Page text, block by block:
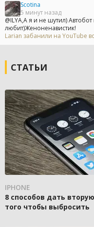
Scotina
5 минут назад
@ILYA,А я и не шутил)
любит)Женоненавистик!
Larian забанили на YouTube
СТАТЬИ
IPHONE
8 способов дать
того чтобы выбросить